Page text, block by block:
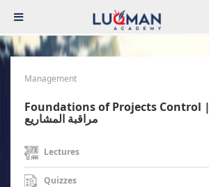
Management
Foundations of Projects Control | أسس ومهام
مراقبة المشاريع
Lectures
Quizzes